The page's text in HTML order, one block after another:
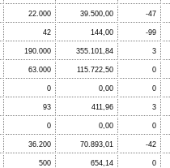
22.000 39.500,00 -47
42 144,00 -99
190.000 355.101,84 3
63.000 115.722,50 0
0 0,00 0
93 411,96 3
0 0,00 0
36.200 70.893,01 -42
500 654,14 0